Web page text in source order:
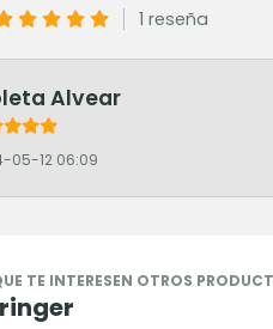
1 reseña
Alvear
05-12 06:09
TE INTERESEN OTROS